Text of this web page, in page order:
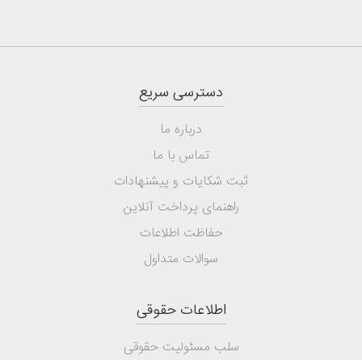
دسترسی سریع
درباره ما
تماس با ما
ثبت شکایات و پیشنهادات
راهنمای پرداخت آنلاین
حفاظت اطلاعات
سوالات متداول
اطلاعات حقوقی
سلب مسئولیت حقوقی